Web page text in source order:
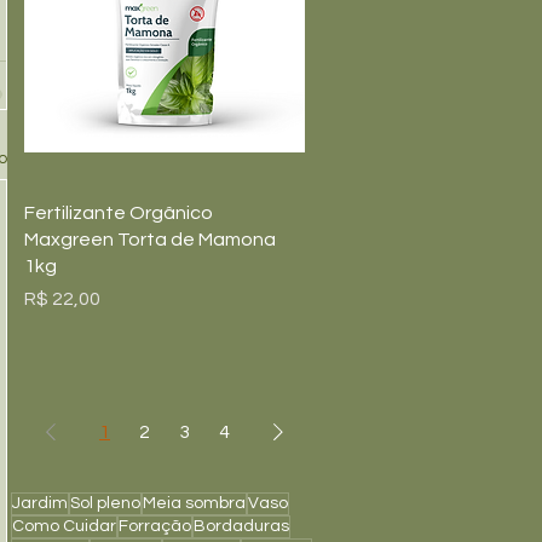
Visualização rápida
Fertilizante Orgânico
Maxgreen Torta de Mamona
1kg
Preço
R$ 22,00
1 2 3 4
Jardim Sol pleno Meia sombra Vaso
Como Cuidar Forração Bordaduras